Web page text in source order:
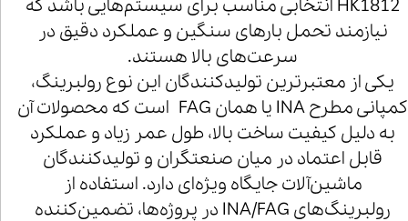
HK1812 انتخابی مناسب برای سیستم‌هایی باشد که
نیازمند تحمل بارهای سنگین و عملکرد دقیق در
سرعت‌های بالا هستند.
یکی از معتبرترین تولیدکنندگان این نوع رولبرینگ،
کمپانی مطرح INA یا همان FAG است که محصولات آن
به دلیل کیفیت ساخت بالا، طول عمر زیاد و عملکرد
قابل اعتماد در میان صنعتگران و تولیدکنندگان
ماشین‌آلات جایگاه ویژه‌ای دارد. استفاده از
رولبرینگ‌های INA/FAG در پروژه‌ها، تضمین‌کننده